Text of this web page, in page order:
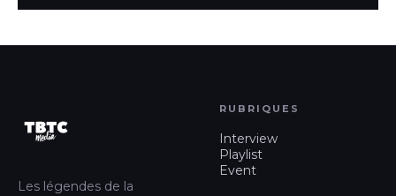
Les légendes de la
RUBRIQUES
Interview
Playlist
Event